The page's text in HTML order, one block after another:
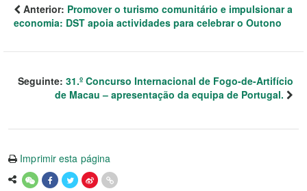
Anterior: Promover o turismo comunitário e impulsionar a
economia: DST apoia actividades para celebrar o Outono
Seguinte: 31.º Concurso Internacional de Fogo-de-Artifício
de Macau – apresentação da equipa de Portugal.
Imprimir esta página